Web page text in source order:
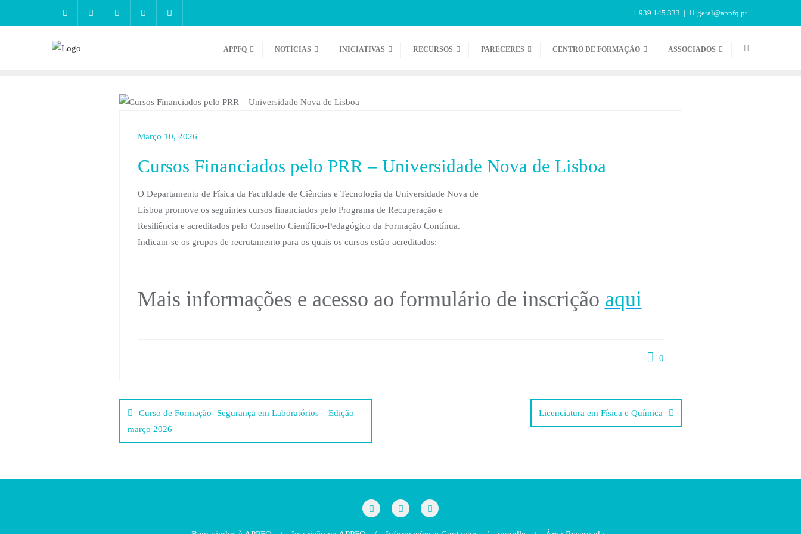
939 145 333 geral@appfq.pt
APPFQ NOTÍCIAS INICIATIVAS RECURSOS PARECERES CENTRO DE FORMAÇÃO ASSOCIADOS
Março 10, 2026
Cursos Financiados pelo PRR – Universidade Nova de Lisboa
O Departamento de Física da Faculdade de Ciências e Tecnologia da Universidade Nova de
Lisboa promove os seguintes cursos financiados pelo Programa de Recuperação e
Resiliência e acreditados pelo Conselho Científico-Pedagógico da Formação Contínua.
Indicam-se os grupos de recrutamento para os quais os cursos estão acreditados:
Mais informações e acesso ao formulário de inscrição aqui
0
Post
navigation
Curso de Formação- Segurança em Laboratórios – Edição
março 2026
Licenciatura em Física e Química